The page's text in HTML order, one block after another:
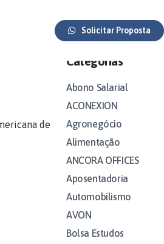
Solicitar Proposta
de
Categorias
Abono Salarial
ACONEXION
Agronegócio
Alimentação
ANCORA OFFICES
Aposentadoria
Automobilismo
AVON
Bolsa Estudos